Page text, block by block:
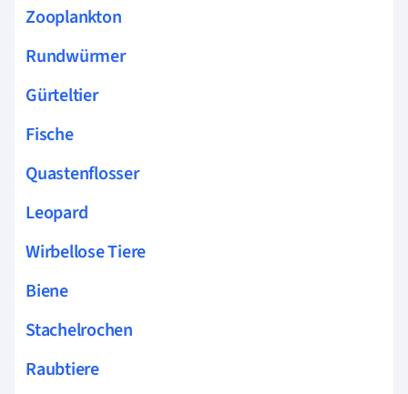
Zooplankton
Rundwürmer
Gürteltier
Fische
Quastenflosser
Leopard
Wirbellose Tiere
Biene
Stachelrochen
Raubtiere